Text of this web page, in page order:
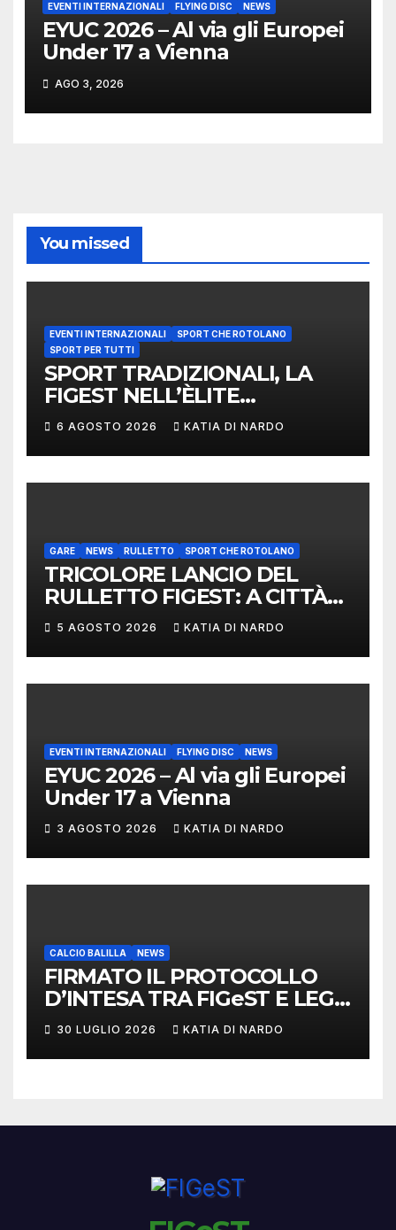
EVENTI INTERNAZIONALI FLYING DISC NEWS
EYUC 2026 – Al via gli Europei
Under 17 a Vienna
AGO 3, 2026
You missed
EVENTI INTERNAZIONALI
SPORT CHE ROTOLANO
SPORT PER TUTTI
SPORT TRADIZIONALI, LA
FIGEST NELL’ÈLITE
MONDIALE: LA
DELEGAZIONE ITALIANA
PROTAGONISTA AL
CONVEGNO TAFISA A
6 AGOSTO 2026 KATIA DI NARDO
GARE NEWS RULLETTO SPORT CHE ROTOLANO
TRICOLORE LANCIO DEL
RULLETTO FIGEST: A CITTÀ
DI CASTELLO VINCONO
MARCHIGIANI ED UMBRI
5 AGOSTO 2026 KATIA DI NARDO
EVENTI INTERNAZIONALI FLYING DISC NEWS
EYUC 2026 – Al via gli Europei
Under 17 a Vienna
3 AGOSTO 2026 KATIA DI NARDO
CALCIO BALILLA NEWS
FIRMATO IL PROTOCOLLO
D’INTESA TRA FIGeST E LEGA
NAZIONALE DILETTANTI
30 LUGLIO 2026 KATIA DI NARDO